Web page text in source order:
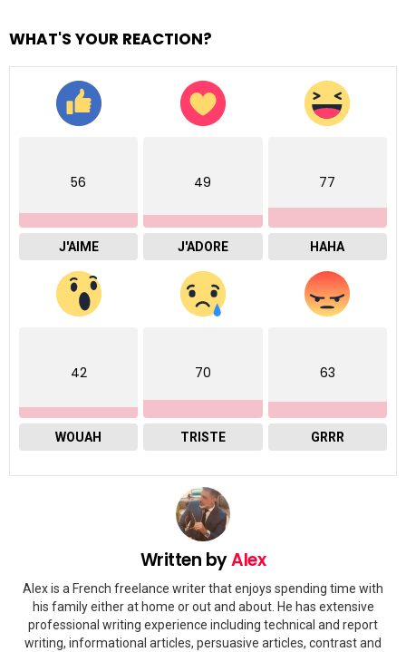
WHAT'S YOUR REACTION?
56
J'AIME
49
J'ADORE
77
HAHA
42
WOUAH
70
TRISTE
63
GRRR
Written byAlex
Alex is a French freelance writer that enjoys spending time with
his family either at home or out and about. He has extensive
professional writing experience including technical and report
writing, informational articles, persuasive articles, contrast and